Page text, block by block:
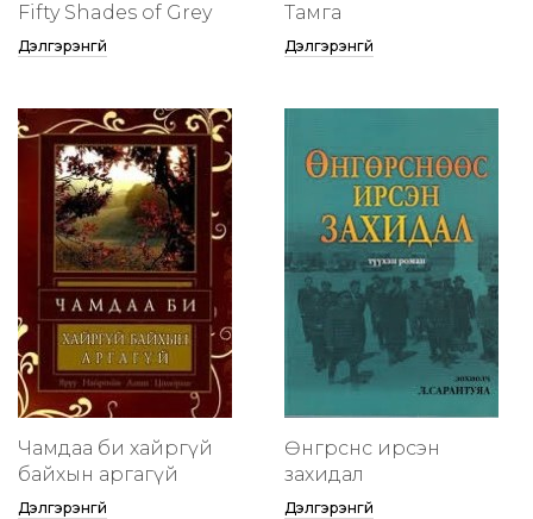
Fifty Shades of Grey
Дэлгэрэнгүй
Тамга
Дэлгэрэнгүй
Чамдаа би хайргүй
байхын аргагүй
Дэлгэрэнгүй
Өнгөрснөөс ирсэн
захидал
Дэлгэрэнгүй